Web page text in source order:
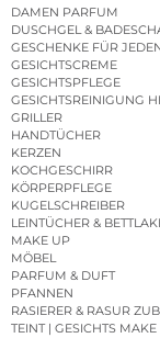
DAMEN PARFUM
DUSCHGEL &
GESCHENKE FÜR
GESICHTSCREME
GESICHTSPFLEGE
GESICHTSREINIGUNG
GRILLER
HANDTÜCHER
KERZEN
KOCHGESCHIRR
KÖRPERPFLEGE
KUGELSCHREIBER
LEINTÜCHER &
MAKE UP
MÖBEL
PARFUM & DUFT
PFANNEN
RASIERER & RASUR
TEINT | GESICHTS